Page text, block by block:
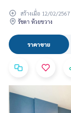
สร้างเมื่อ 12/02/2567
รัชดา ห้วยขวาง
ราคาขาย